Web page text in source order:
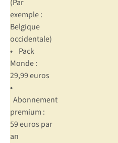
(Par
exemple :
Belgique
occidentale)
• Pack
Monde :
29,99 euros
•
Abonnement
premium :
59 euros par
an